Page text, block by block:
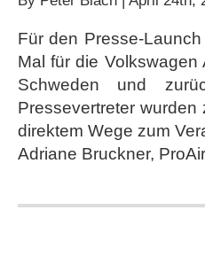
Für den Presse-
Mal für die
Schweden und
Pressevertreter
direktem Wege zum
Adriane Bruckner,